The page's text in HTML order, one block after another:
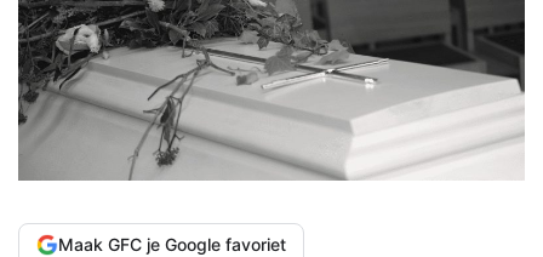
Maak GFC je Google favoriet